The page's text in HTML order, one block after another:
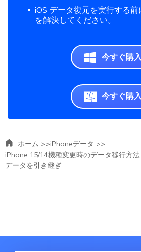
iOS データ復元を実行する前
を解決してください。
今すぐ購入
今すぐ購入
ホーム >>iPhoneデータ >>
iPhone 15/14機種変更時のデータ移行方
データを引き継ぎ